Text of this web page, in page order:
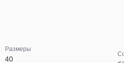
Размеры
40